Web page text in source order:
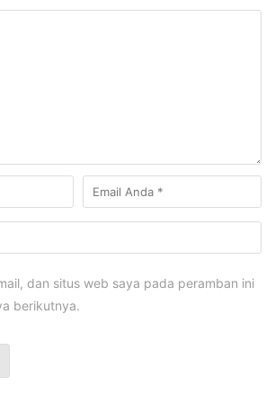
dan situs web saya pada peramban ini
berikutnya.